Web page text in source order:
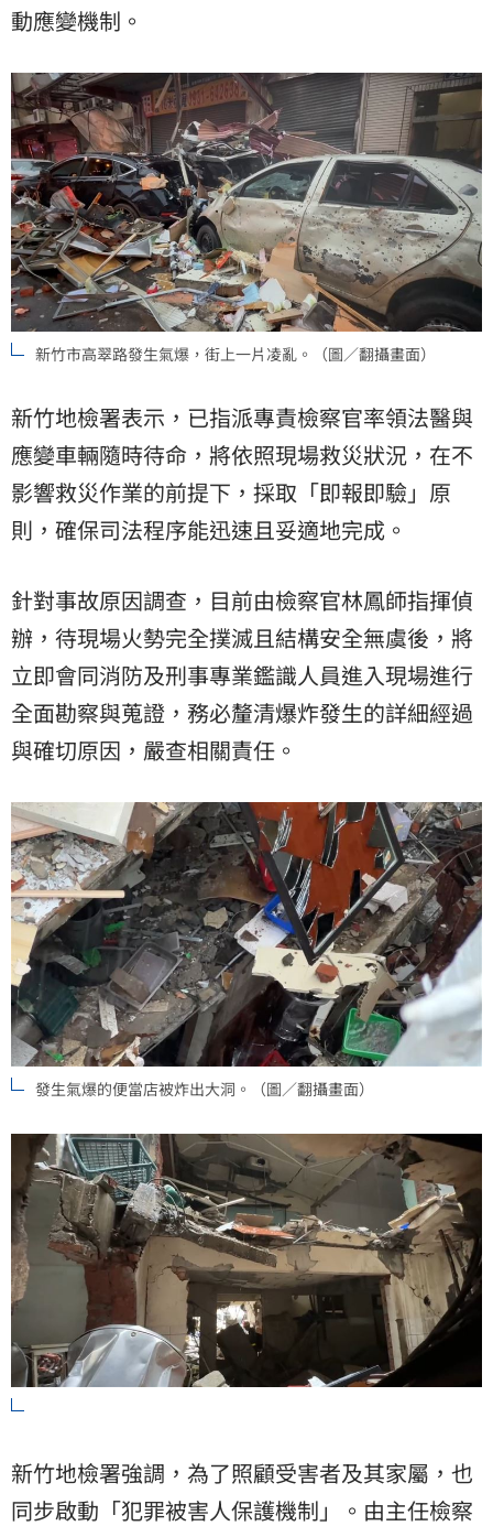
動應變機制。
新竹市高翠路發生氣爆，街上一片凌亂。（圖／翻攝畫面）
新竹地檢署表示，已指派專責檢察官率領法醫與
應變車輛隨時待命，將依照現場救災狀況，在不
影響救災作業的前提下，採取「即報即驗」原
則，確保司法程序能迅速且妥適地完成。
針對事故原因調查，目前由檢察官林鳳師指揮偵
辦，待現場火勢完全撲滅且結構安全無虞後，將
立即會同消防及刑事專業鑑識人員進入現場進行
全面勘察與蒐證，務必釐清爆炸發生的詳細經過
與確切原因，嚴查相關責任。
發生氣爆的便當店被炸出大洞。（圖／翻攝畫面）
新竹地檢署強調，為了照顧受害者及其家屬，也
同步啟動「犯罪被害人保護機制」。由主任檢察